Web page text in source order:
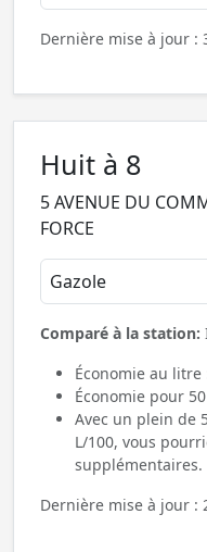
Dernière mise à jour :
Huit à 8
5 AVENUE DU
FORCE
Gazole
Comparé à la station:
Économie au litre
Économie pour
Avec un plein de
L/100, vous
supplémentaires.
Dernière mise à jour :